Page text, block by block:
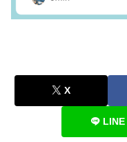
X
LINE